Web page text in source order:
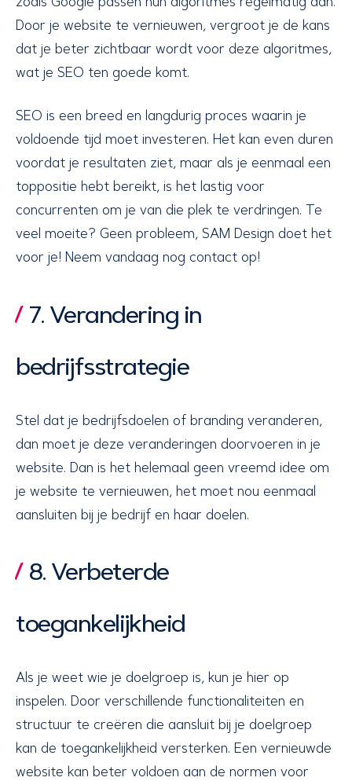
Door je website te vernieuwen, vergroot je de kans
dat je beter zichtbaar wordt voor deze algoritmes,
wat je SEO ten goede komt.
SEO is een breed en langdurig proces waarin je
voldoende tijd moet investeren. Het kan even duren
voordat je resultaten ziet, maar als je eenmaal een
toppositie hebt bereikt, is het lastig voor
concurrenten om je van die plek te verdringen. Te
veel moeite? Geen probleem, SAM Design doet het
voor je! Neem vandaag nog contact op!
7. Verandering in
bedrijfsstrategie
Stel dat je bedrijfsdoelen of branding veranderen,
dan moet je deze veranderingen doorvoeren in je
website. Dan is het helemaal geen vreemd idee om
je website te vernieuwen, het moet nou eenmaal
aansluiten bij je bedrijf en haar doelen.
8. Verbeterde
toegankelijkheid
Als je weet wie je doelgroep is, kun je hier op
inspelen. Door verschillende functionaliteiten en
structuur te creëren die aansluit bij je doelgroep
kan de toegankelijkheid versterken. Een vernieuwde
website kan beter voldoen aan de normen voor